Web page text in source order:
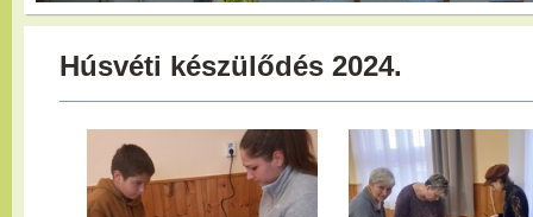
Húsvéti készülődés 2024.